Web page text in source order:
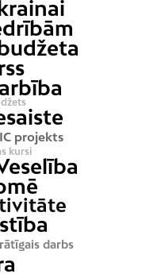
projekts
kursi
darbs